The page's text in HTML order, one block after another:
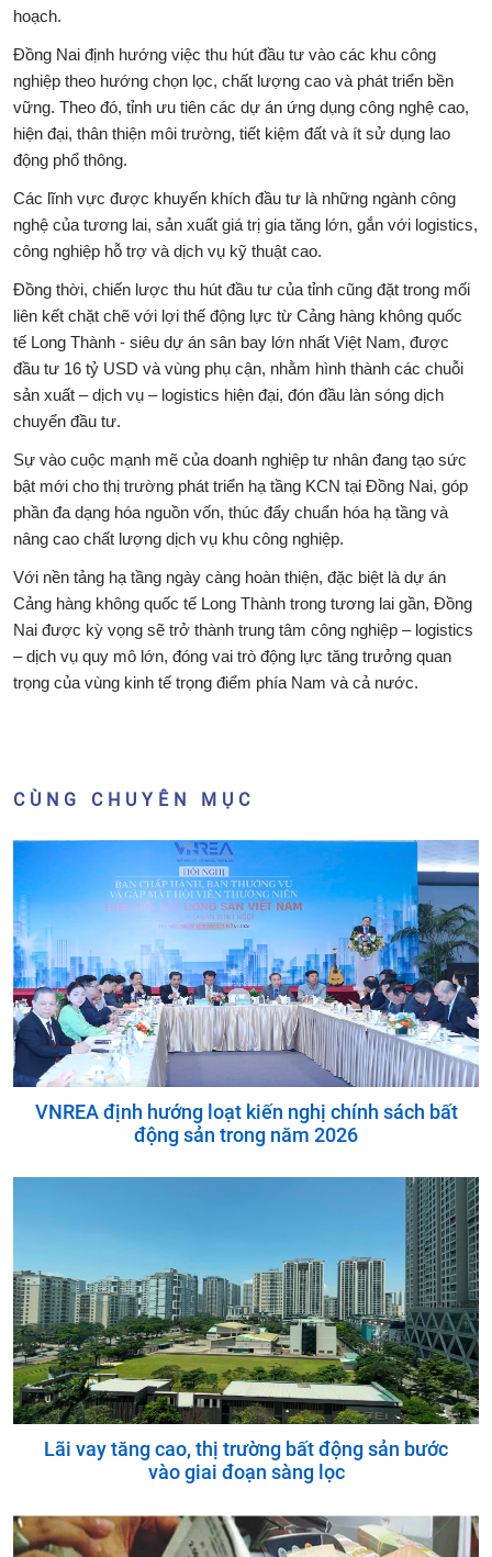
hoạch.
Đồng Nai định hướng việc thu hút đầu tư vào các khu công
nghiệp theo hướng chọn lọc, chất lượng cao và phát triển bền
vững. Theo đó, tỉnh ưu tiên các dự án ứng dụng công nghệ cao,
hiện đại, thân thiện môi trường, tiết kiệm đất và ít sử dụng lao
động phổ thông.
Các lĩnh vực được khuyến khích đầu tư là những ngành công
nghệ của tương lai, sản xuất giá trị gia tăng lớn, gắn với logistics,
công nghiệp hỗ trợ và dịch vụ kỹ thuật cao.
Đồng thời, chiến lược thu hút đầu tư của tỉnh cũng đặt trong mối
liên kết chặt chẽ với lợi thế động lực từ Cảng hàng không quốc
tế Long Thành - siêu dự án sân bay lớn nhất Việt Nam, được
đầu tư 16 tỷ USD và vùng phụ cận, nhằm hình thành các chuỗi
sản xuất – dịch vụ – logistics hiện đại, đón đầu làn sóng dịch
chuyển đầu tư.
Sự vào cuộc mạnh mẽ của doanh nghiệp tư nhân đang tạo sức
bật mới cho thị trường phát triển hạ tầng KCN tại Đồng Nai, góp
phần đa dạng hóa nguồn vốn, thúc đẩy chuẩn hóa hạ tầng và
nâng cao chất lượng dịch vụ khu công nghiệp.
Với nền tảng hạ tầng ngày càng hoàn thiện, đặc biệt là dự án
Cảng hàng không quốc tế Long Thành trong tương lai gần, Đồng
Nai được kỳ vọng sẽ trở thành trung tâm công nghiệp – logistics
– dịch vụ quy mô lớn, đóng vai trò động lực tăng trưởng quan
trọng của vùng kinh tế trọng điểm phía Nam và cả nước.
CÙNG CHUYÊN MỤC
VNREA định hướng loạt kiến nghị chính sách bất
động sản trong năm 2026
Lãi vay tăng cao, thị trường bất động sản bước
vào giai đoạn sàng lọc